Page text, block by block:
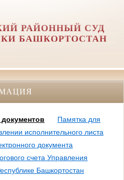
РАЙОННЫЙ СУД
БАШКОРТОСТАН
Памятка для
исполнительного листа
документа
счета Управления
Башкортостан